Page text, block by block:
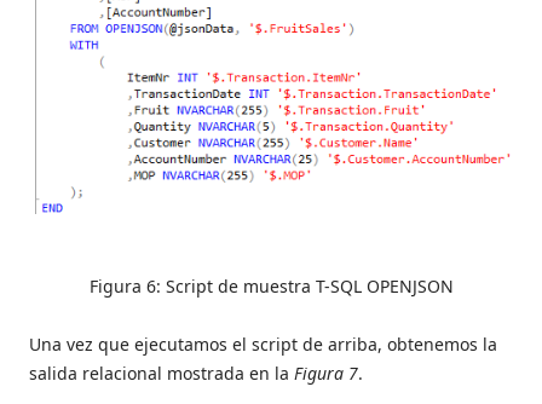
Figura 6: Script de muestra T-SQL OPENJSON
Una vez que ejecutamos el script de arriba, obtenemos la
salida relacional mostrada en la Figura 7.